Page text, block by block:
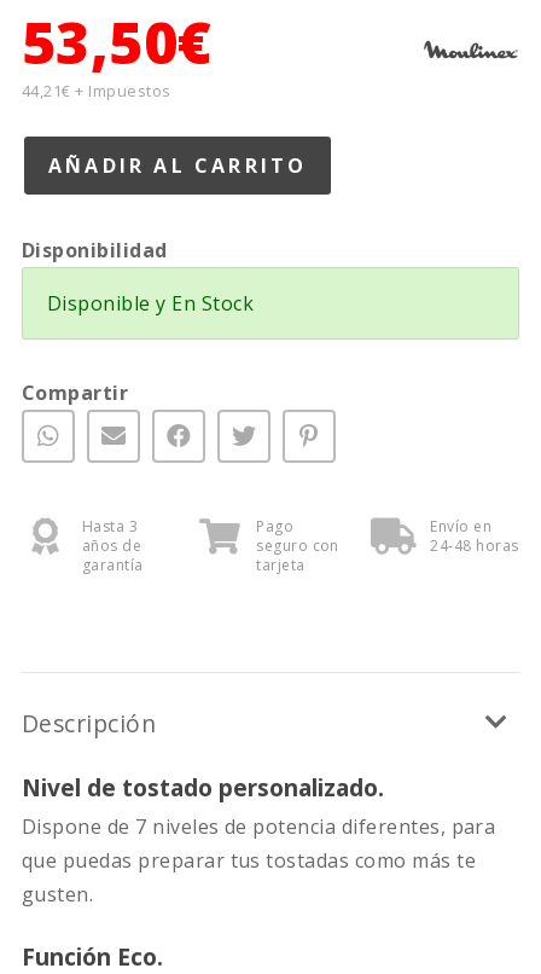
53,50€
44,21€ + Impuestos
Disponibilidad
Disponible y En Stock
Compartir
Hasta 3
años de
garantía
Pago
seguro con
tarjeta
Envío en
24-48 horas
Descripción
Nivel de tostado personalizado.
Dispone de 7 niveles de potencia diferentes, para
que puedas preparar tus tostadas como más te
gusten.
Función Eco.